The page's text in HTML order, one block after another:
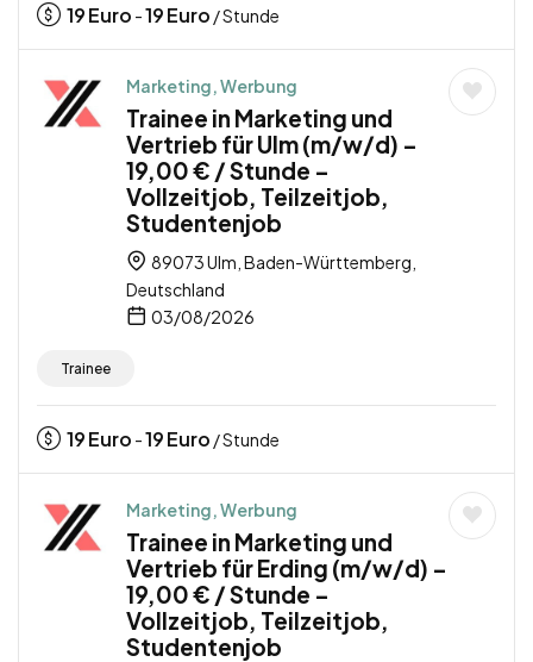
19Euro -19Euro / Stunde
Marketing, Werbung
Trainee in Marketing und
Vertrieb für Ulm (m/w/d) –
19,00 € / Stunde –
Vollzeitjob, Teilzeitjob,
Studentenjob
89073 Ulm, Baden-Württemberg,
Deutschland
03/08/2026
Trainee
19Euro -19Euro / Stunde
Marketing, Werbung
Trainee in Marketing und
Vertrieb für Erding (m/w/d) –
19,00 € / Stunde –
Vollzeitjob, Teilzeitjob,
Studentenjob